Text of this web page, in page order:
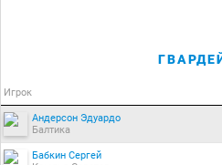
Игрок
Андерсон Эдуардо
Балтика
Бабкин Сергей